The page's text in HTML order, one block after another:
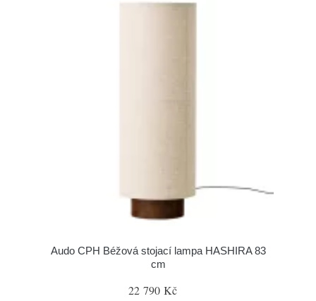
Audo CPH Béžová stojací lampa HASHIRA 83
cm
22 790 Kč